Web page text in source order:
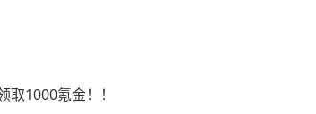
领取1000氪金！！